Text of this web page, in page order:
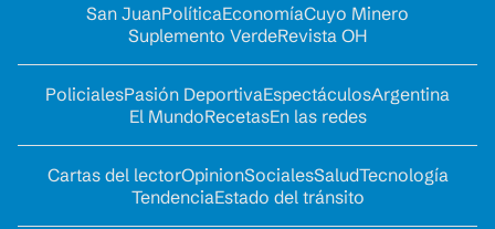
San JuanPolíticaEconomíaCuyo Minero
Suplemento VerdeRevista OH
PolicialesPasión DeportivaEspectáculosArgentina
El MundoRecetasEn las redes
Cartas del lectorOpinionSocialesSaludTecnología
TendenciaEstado del tránsito